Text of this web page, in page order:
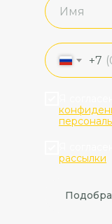
+7
рассылки